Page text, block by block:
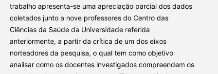
trabalho apresenta-se uma apreciação parcial dos dados
coletados junto a nove professores do Centro das
Ciências da Saúde da Universidade referida
anteriormente, a partir da crítica de um dos eixos
norteadores da pesquisa, o qual tem como objetivo
analisar como os docentes investigados compreendem os